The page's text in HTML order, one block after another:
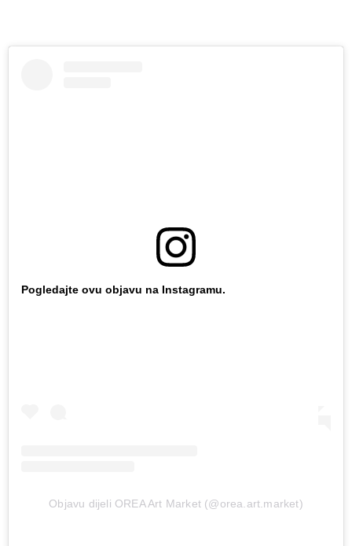
Pogledajte ovu objavu na Instagramu.
Objavu dijeli OREA Art Market (@orea.art.market)